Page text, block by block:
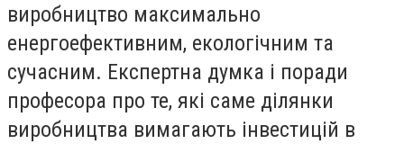
виробництво максимально
енергоефективним, екологічним та
сучасним. Експертна думка і поради
професора про те, які саме ділянки
виробництва вимагають інвестицій в